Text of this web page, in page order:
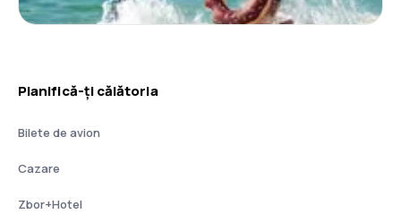
Planifică-ți călătoria
Bilete de avion
Cazare
Zbor+Hotel